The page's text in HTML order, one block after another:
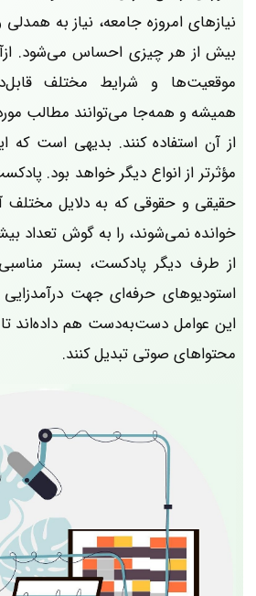
نیازهای امروزه­ جامعه، نیاز به
بیش از هر چیزی احساس می‌شود.
موقعیت‌ها و شرایط مختلف
همیشه و همه‌جا می‌توانند مطالب
از آن استفاده کنند. بدیهی است که
مؤثرتر از انواع دیگر خواهد بود.
حقیقی و حقوقی که به دلایل مختلف
خوانده نمی‌شوند، را به گوش تعداد
از طرف دیگر پادکست، بستر
استودیوهای حرفه‌ای جهت
این عوامل دست‌به‌دست هم داده‌اند
محتواهای صوتی تبدیل کنند.